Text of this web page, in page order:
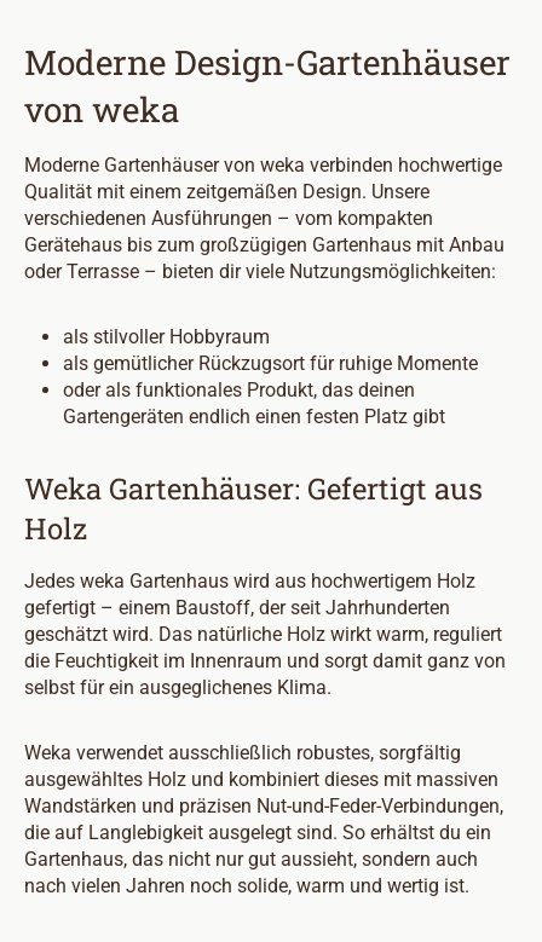
Moderne Design-Gartenhäuser
von weka
Moderne Gartenhäuser von weka verbinden hochwertige
Qualität mit einem zeitgemäßen Design. Unsere
verschiedenen Ausführungen – vom kompakten
Gerätehaus bis zum großzügigen Gartenhaus mit Anbau
oder Terrasse – bieten dir viele Nutzungsmöglichkeiten:
als stilvoller Hobbyraum
als gemütlicher Rückzugsort für ruhige Momente
oder als funktionales Produkt, das deinen
Gartengeräten endlich einen festen Platz gibt
Weka Gartenhäuser: Gefertigt aus
Holz
Jedes weka Gartenhaus wird aus hochwertigem Holz
gefertigt – einem Baustoff, der seit Jahrhunderten
geschätzt wird. Das natürliche Holz wirkt warm, reguliert
die Feuchtigkeit im Innenraum und sorgt damit ganz von
selbst für ein ausgeglichenes Klima.
Weka verwendet ausschließlich robustes, sorgfältig
ausgewähltes Holz und kombiniert dieses mit massiven
Wandstärken und präzisen Nut-und-Feder-Verbindungen,
die auf Langlebigkeit ausgelegt sind. So erhältst du ein
Gartenhaus, das nicht nur gut aussieht, sondern auch
nach vielen Jahren noch solide, warm und wertig ist.